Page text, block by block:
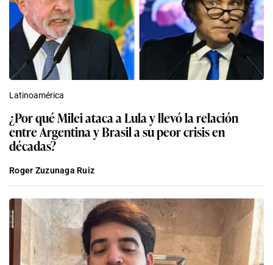
Latinoamérica
¿Por qué Milei ataca a Lula y llevó la relación
entre Argentina y Brasil a su peor crisis en
décadas?
Roger Zuzunaga Ruiz